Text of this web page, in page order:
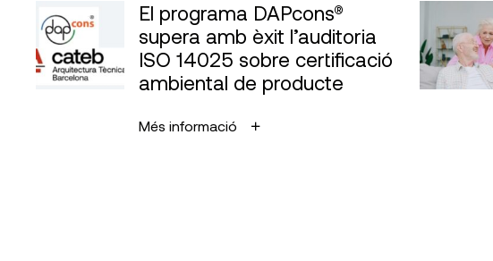
El programa DAPcons®
supera amb èxit l’auditoria
ISO 14025 sobre certificació
ambiental de producte
Més informació